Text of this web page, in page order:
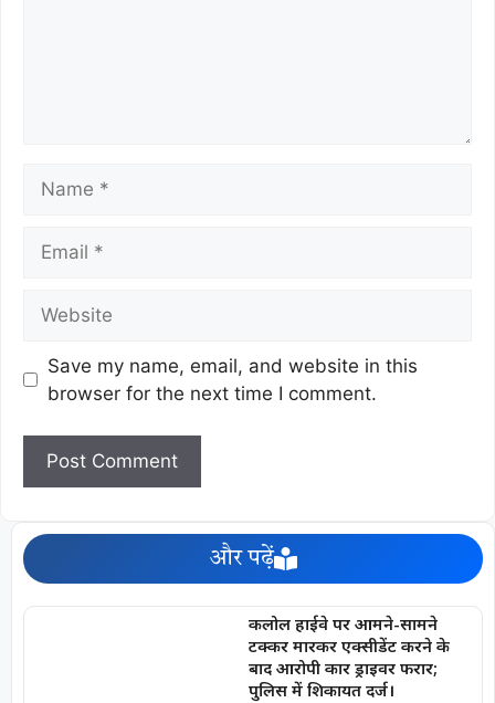
Save my name, email, and website in this
browser for the next time I comment.
और पढ़ें
कलोल हाईवे पर आमने-सामने
टक्कर मारकर एक्सीडेंट करने के
बाद आरोपी कार ड्राइवर फरार;
पुलिस में शिकायत दर्ज।